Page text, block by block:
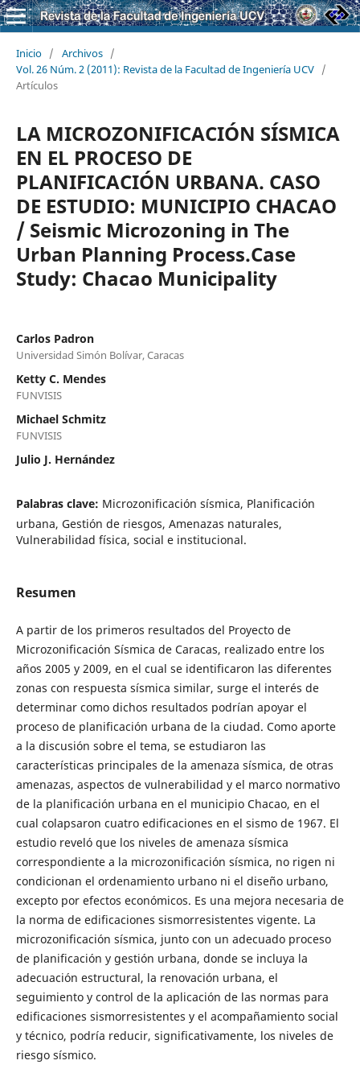
Inicio / Archivos /
Vol. 26 Núm. 2 (2011): Revista de la Facultad de Ingeniería UCV /
Artículos
LA MICROZONIFICACIÓN SÍSMICA
EN EL PROCESO DE
PLANIFICACIÓN URBANA. CASO
DE ESTUDIO: MUNICIPIO CHACAO
/ Seismic Microzoning in The
Urban Planning Process.Case
Study: Chacao Municipality
Carlos Padron
Universidad Simón Bolívar, Caracas
Ketty C. Mendes
FUNVISIS
Michael Schmitz
FUNVISIS
Julio J. Hernández
Palabras clave: Microzonificación sísmica, Planificación
urbana, Gestión de riesgos, Amenazas naturales,
Vulnerabilidad física, social e institucional.
Resumen
A partir de los primeros resultados del Proyecto de
Microzonificación Sísmica de Caracas, realizado entre los
años 2005 y 2009, en el cual se identificaron las diferentes
zonas con respuesta sísmica similar, surge el interés de
determinar como dichos resultados podrían apoyar el
proceso de planificación urbana de la ciudad. Como aporte
a la discusión sobre el tema, se estudiaron las
características principales de la amenaza sísmica, de otras
amenazas, aspectos de vulnerabilidad y el marco normativo
de la planificación urbana en el municipio Chacao, en el
cual colapsaron cuatro edificaciones en el sismo de 1967. El
estudio reveló que los niveles de amenaza sísmica
correspondiente a la microzonificación sísmica, no rigen ni
condicionan el ordenamiento urbano ni el diseño urbano,
excepto por efectos económicos. Es una mejora necesaria de
la norma de edificaciones sismorresistentes vigente. La
microzonificación sísmica, junto con un adecuado proceso
de planificación y gestión urbana, donde se incluya la
adecuación estructural, la renovación urbana, el
seguimiento y control de la aplicación de las normas para
edificaciones sismorresistentes y el acompañamiento social
y técnico, podría reducir, significativamente, los niveles de
riesgo sísmico.